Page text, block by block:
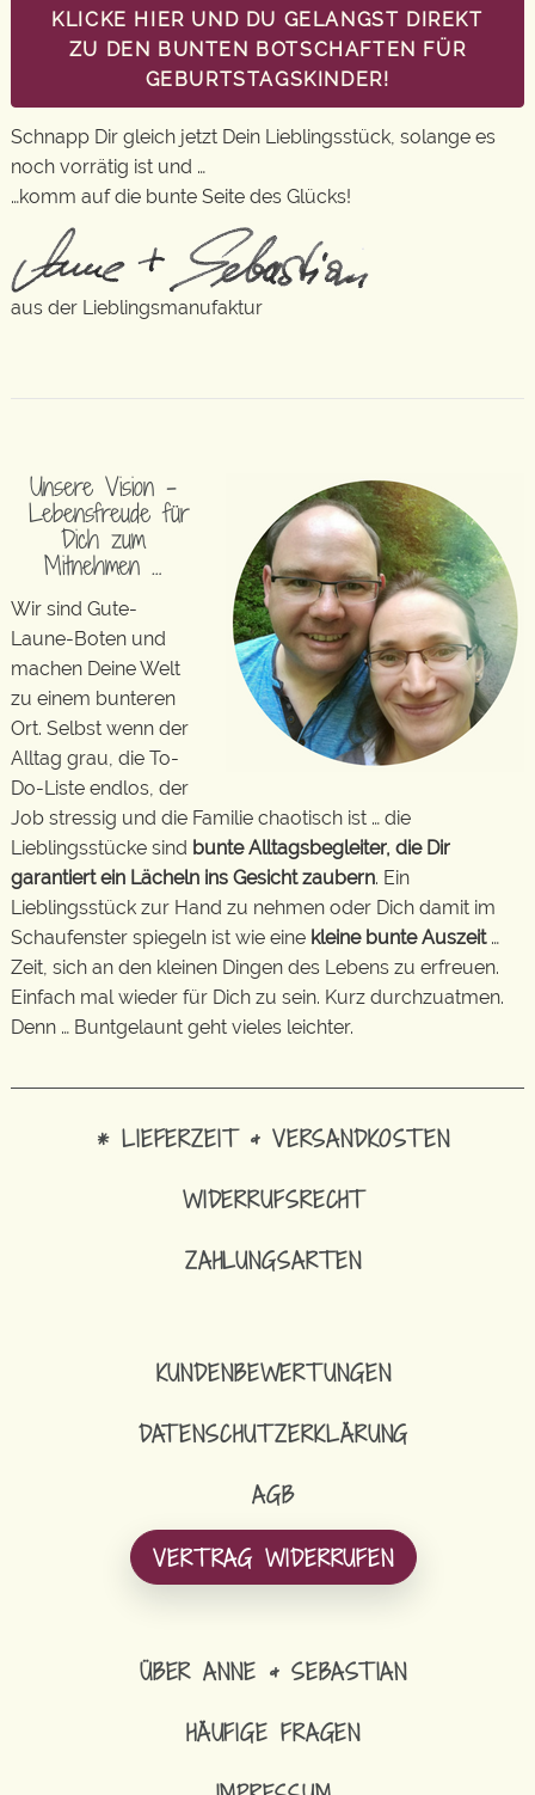
KLICKE HIER UND DU GELANGST DIREKT
ZU DEN BUNTEN BOTSCHAFTEN FÜR
GEBURTSTAGSKINDER!
Schnapp Dir gleich jetzt Dein Lieblingsstück, solange es
noch vorrätig ist und …
…komm auf die bunte Seite des Glücks!
aus der Lieblingsmanufaktur
Unsere Vision –
Lebensfreude für
Dich zum
Mitnehmen …
Wir sind Gute-
Laune-Boten und
machen Deine Welt
zu einem bunteren
Ort. Selbst wenn der
Alltag grau, die To-
Do-Liste endlos, der
Job stressig und die Familie chaotisch ist … die
Lieblingsstücke sind bunte Alltagsbegleiter, die Dir
garantiert ein Lächeln ins Gesicht zaubern. Ein
Lieblingsstück zur Hand zu nehmen oder Dich damit im
Schaufenster spiegeln ist wie eine kleine bunte Auszeit…
Zeit, sich an den kleinen Dingen des Lebens zu erfreuen.
Einfach mal wieder für Dich zu sein. Kurz durchzuatmen.
Denn … Buntgelaunt geht vieles leichter.
* LIEFERZEIT & VERSANDKOSTEN
WIDERRUFSRECHT
ZAHLUNGSARTEN
KUNDENBEWERTUNGEN
DATENSCHUTZERKLÄRUNG
AGB
VERTRAG WIDERRUFEN
ÜBER ANNE & SEBASTIAN
HÄUFIGE FRAGEN